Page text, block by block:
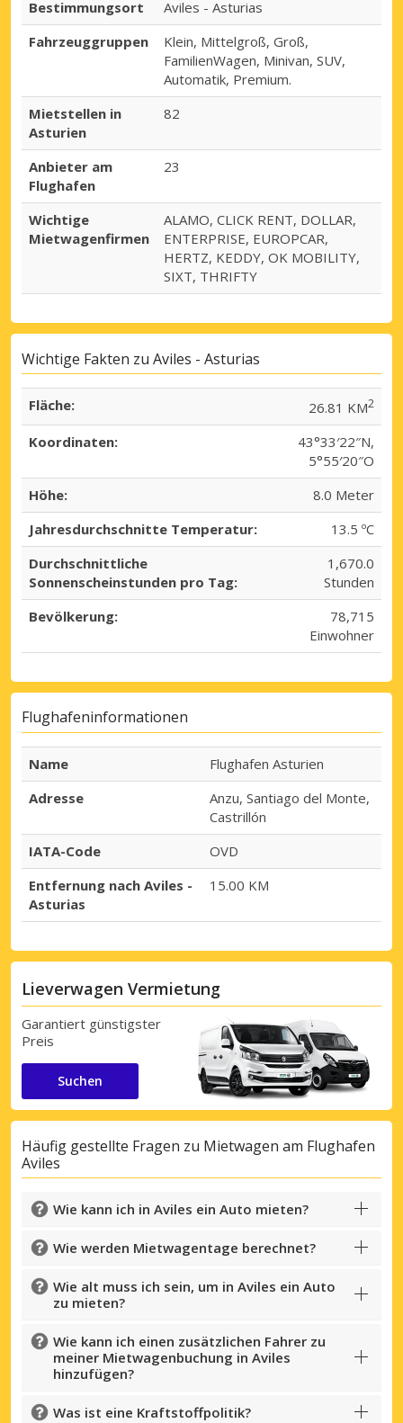
Bestimmungsort
Aviles - Asturias
Fahrzeuggruppen
Klein, Mittelgroß, Groß,
FamilienWagen, Minivan, SUV,
Automatik, Premium.
Mietstellen in
Asturien
82
Anbieter am
Flughafen
23
Wichtige
Mietwagenfirmen
ALAMO, CLICK RENT, DOLLAR,
ENTERPRISE, EUROPCAR,
HERTZ, KEDDY, OK MOBILITY,
SIXT, THRIFTY
Wichtige Fakten zu Aviles - Asturias
Fläche: 26.81 KM2
Koordinaten:
43°33′22″N,
5°55′20″O
Höhe:
8.0 Meter
Jahresdurchschnitte Temperatur:
13.5 ºC
Durchschnittliche
Sonnenscheinstunden pro Tag:
1,670.0
Stunden
Bevölkerung:
78,715
Einwohner
Flughafeninformationen
Name
Flughafen Asturien
Adresse
Anzu, Santiago del Monte,
Castrillón
IATA-Code
OVD
Entfernung nach Aviles -
Asturias
15.00 KM
Lieverwagen Vermietung
Garantiert günstigster
Preis
Suchen
Häufig gestellte Fragen zu Mietwagen am Flughafen
Aviles
Wie kann ich in Aviles ein Auto mieten?
Wie werden Mietwagentage berechnet?
Wie alt muss ich sein, um in Aviles ein Auto
zu mieten?
Wie kann ich einen zusätzlichen Fahrer zu
meiner Mietwagenbuchung in Aviles
hinzufügen?
Was ist eine Kraftstoffpolitik?